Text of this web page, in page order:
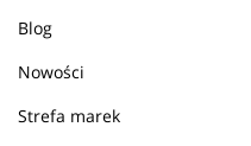
Blog
Nowości
Strefa marek